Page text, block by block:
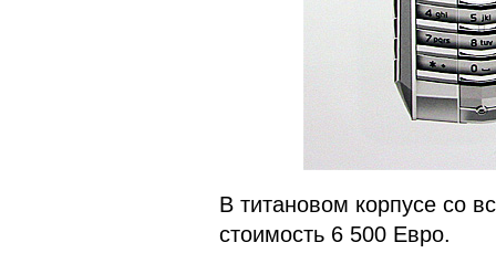
В титановом корпусе со
стоимость 6 500 Евро.